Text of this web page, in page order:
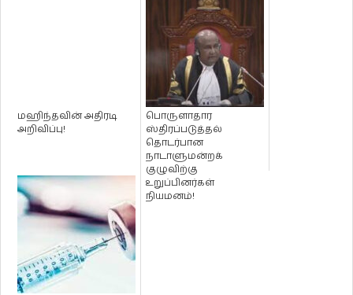
மஹிந்தவின் அதிரடி
அறிவிப்பு!
பொருளாதார
ஸ்திரப்படுத்தல்
தொடர்பான
நாடாளுமன்றக்
குழுவிற்கு
உறுப்பினர்கள்
நியமனம்!